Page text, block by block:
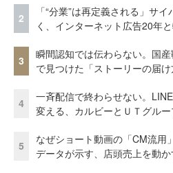
2
「“分業”は再定義される」サ
く、インターネット広告20年
3
瞬間認知では伝わらない。国
で見つけた「ストーリーの届け
4
一斉配信で終わらせない。
変える、カルビーとＵＴグル
5
なぜショート動画の「CM流用
データが示す、店頭売上を動